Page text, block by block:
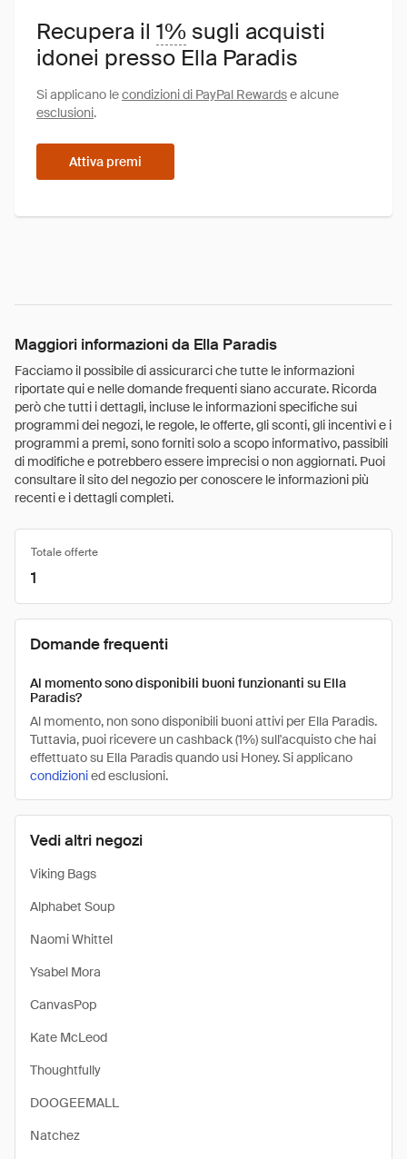
Recupera il 1% sugli acquisti
idonei presso Ella Paradis
Si applicano lecondizioni di PayPal Rewardse alcune
esclusioni.
Attiva premi
Maggiori informazioni da Ella Paradis
Facciamo il possibile di assicurarci che tutte le informazioni
riportate qui e nelle domande frequenti siano accurate. Ricorda
però che tutti i dettagli, incluse le informazioni specifiche sui
programmi dei negozi, le regole, le offerte, gli sconti, gli incentivi e i
programmi a premi, sono forniti solo a scopo informativo, passibili
di modifiche e potrebbero essere imprecisi o non aggiornati. Puoi
consultare il sito del negozio per conoscere le informazioni più
recenti e i dettagli completi.
Vedi altri negozi
Viking Bags
Alphabet Soup
Naomi Whittel
Ysabel Mora
CanvasPop
Kate McLeod
Thoughtfully
DOOGEEMALL
Natchez
Totale offerte
1
Domande frequenti
Al momento sono disponibili buoni funzionanti su Ella
Paradis?
Al momento, non sono disponibili buoni attivi per Ella Paradis.
Tuttavia, puoi ricevere un cashback (1%) sull'acquisto che hai
effettuato su Ella Paradis quando usi Honey. Si applicano
condizionied esclusioni.